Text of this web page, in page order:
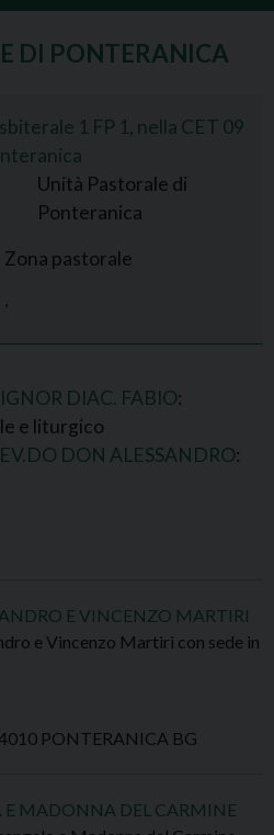
DI PONTERANICA
1 FP 1, nella CET 09
Unità Pastorale di
Ponteranica
Zona pastorale
DIAC. FABIO:
e liturgico
DON ALESSANDRO:
E VINCENZO MARTIRI
e Vincenzo Martiri con sede in
PONTERANICA BG
E MADONNA DEL CARMINE